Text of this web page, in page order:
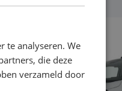
te analyseren. We
die deze
verzameld door